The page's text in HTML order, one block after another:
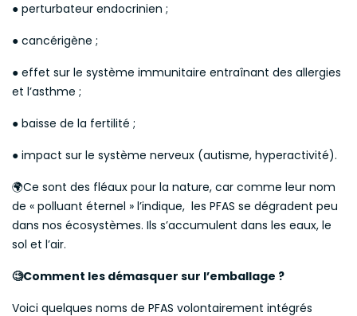
● perturbateur endocrinien ;
● cancérigène ;
● effet sur le système immunitaire entraînant des allergies
et l’asthme ;
● baisse de la fertilité ;
● impact sur le système nerveux (autisme, hyperactivité).
🌍Ce sont des fléaux pour la nature, car comme leur nom
de « polluant éternel » l’indique, les PFAS se dégradent peu
dans nos écosystèmes. Ils s’accumulent dans les eaux, le
sol et l’air.
🧐Comment les démasquer sur l’emballage ?
Voici quelques noms de PFAS volontairement intégrés